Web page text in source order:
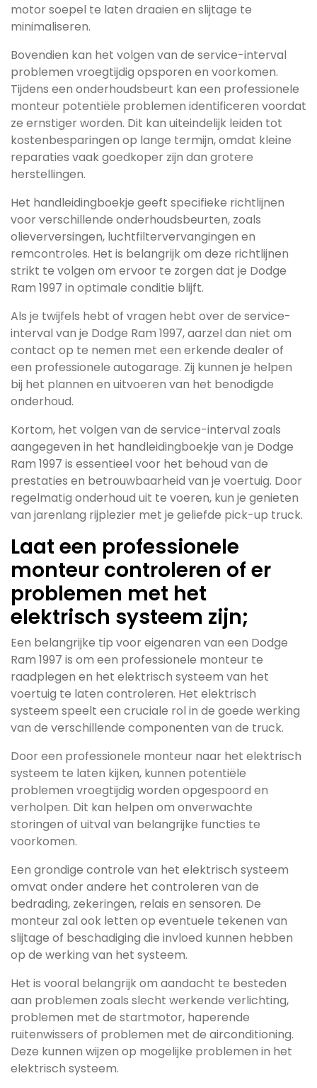
motor soepel te laten draaien en slijtage te
minimaliseren.
Bovendien kan het volgen van de service-interval
problemen vroegtijdig opsporen en voorkomen.
Tijdens een onderhoudsbeurt kan een professionele
monteur potentiële problemen identificeren voordat
ze ernstiger worden. Dit kan uiteindelijk leiden tot
kostenbesparingen op lange termijn, omdat kleine
reparaties vaak goedkoper zijn dan grotere
herstellingen.
Het handleidingboekje geeft specifieke richtlijnen
voor verschillende onderhoudsbeurten, zoals
olieverversingen, luchtfiltervervangingen en
remcontroles. Het is belangrijk om deze richtlijnen
strikt te volgen om ervoor te zorgen dat je Dodge
Ram 1997 in optimale conditie blijft.
Als je twijfels hebt of vragen hebt over de service-
interval van je Dodge Ram 1997, aarzel dan niet om
contact op te nemen met een erkende dealer of
een professionele autogarage. Zij kunnen je helpen
bij het plannen en uitvoeren van het benodigde
onderhoud.
Kortom, het volgen van de service-interval zoals
aangegeven in het handleidingboekje van je Dodge
Ram 1997 is essentieel voor het behoud van de
prestaties en betrouwbaarheid van je voertuig. Door
regelmatig onderhoud uit te voeren, kun je genieten
van jarenlang rijplezier met je geliefde pick-up truck.
Laat een professionele
monteur controleren of er
problemen met het
elektrisch systeem zijn;
Een belangrijke tip voor eigenaren van een Dodge
Ram 1997 is om een professionele monteur te
raadplegen en het elektrisch systeem van het
voertuig te laten controleren. Het elektrisch
systeem speelt een cruciale rol in de goede werking
van de verschillende componenten van de truck.
Door een professionele monteur naar het elektrisch
systeem te laten kijken, kunnen potentiële
problemen vroegtijdig worden opgespoord en
verholpen. Dit kan helpen om onverwachte
storingen of uitval van belangrijke functies te
voorkomen.
Een grondige controle van het elektrisch systeem
omvat onder andere het controleren van de
bedrading, zekeringen, relais en sensoren. De
monteur zal ook letten op eventuele tekenen van
slijtage of beschadiging die invloed kunnen hebben
op de werking van het systeem.
Het is vooral belangrijk om aandacht te besteden
aan problemen zoals slecht werkende verlichting,
problemen met de startmotor, haperende
ruitenwissers of problemen met de airconditioning.
Deze kunnen wijzen op mogelijke problemen in het
elektrisch systeem.